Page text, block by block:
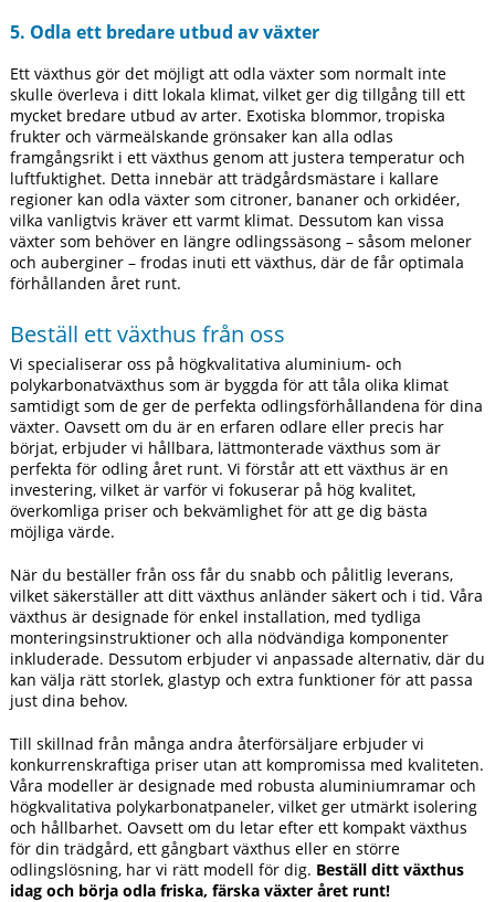
5. Odla ett bredare utbud av växter
Ett växthus gör det möjligt att odla växter som normalt inte
skulle överleva i ditt lokala klimat, vilket ger dig tillgång till ett
mycket bredare utbud av arter. Exotiska blommor, tropiska
frukter och värmeälskande grönsaker kan alla odlas
framgångsrikt i ett växthus genom att justera temperatur och
luftfuktighet. Detta innebär att trädgårdsmästare i kallare
regioner kan odla växter som citroner, bananer och orkidéer,
vilka vanligtvis kräver ett varmt klimat. Dessutom kan vissa
växter som behöver en längre odlingssäsong – såsom meloner
och auberginer – frodas inuti ett växthus, där de får optimala
förhållanden året runt.
Beställ ett växthus från oss
Vi specialiserar oss på högkvalitativa aluminium- och
polykarbonatväxthus som är byggda för att tåla olika klimat
samtidigt som de ger de perfekta odlingsförhållandena för dina
växter. Oavsett om du är en erfaren odlare eller precis har
börjat, erbjuder vi hållbara, lättmonterade växthus som är
perfekta för odling året runt. Vi förstår att ett växthus är en
investering, vilket är varför vi fokuserar på hög kvalitet,
överkomliga priser och bekvämlighet för att ge dig bästa
möjliga värde.
När du beställer från oss får du snabb och pålitlig leverans,
vilket säkerställer att ditt växthus anländer säkert och i tid. Våra
växthus är designade för enkel installation, med tydliga
monteringsinstruktioner och alla nödvändiga komponenter
inkluderade. Dessutom erbjuder vi anpassade alternativ, där du
kan välja rätt storlek, glastyp och extra funktioner för att passa
just dina behov.
Till skillnad från många andra återförsäljare erbjuder vi
konkurrenskraftiga priser utan att kompromissa med kvaliteten.
Våra modeller är designade med robusta aluminiumramar och
högkvalitativa polykarbonatpaneler, vilket ger utmärkt isolering
och hållbarhet. Oavsett om du letar efter ett kompakt växthus
för din trädgård, ett gångbart växthus eller en större
odlingslösning, har vi rätt modell för dig. Beställ ditt växthus
idag och börja odla friska, färska växter året runt!